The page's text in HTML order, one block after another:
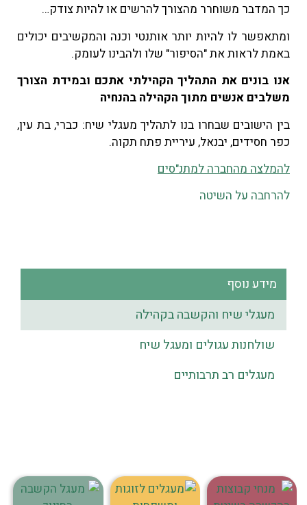
מידע נוסף
מעגלי שיח והקשבה בקהילה
שולחנות עגולים ומעגל שיח
מעגלים רב תרבותיים
כך המדבר משוחרר מהצורך להרשים או להיות צודק…
ומתאפשר לו להיות יותר אותנטי וכנה והמקשיבים יכולים
באמת לראות את "הסיפור" שלו ולהבינו לעומק.
אנו בונים את התהליך הקהילתי אתכם ובמידת הצורך
משלבים אנשים מתוך הקהילה בהנחיה
בין הישובים שבחרו בנו לתהליך מעגלי שיח: כברי, בת עין,
כפר חסידים, יבנאל, עיריית פתח תקוה.
להמלצה מהחברה למתנ"סים
להרחבה על השיטה